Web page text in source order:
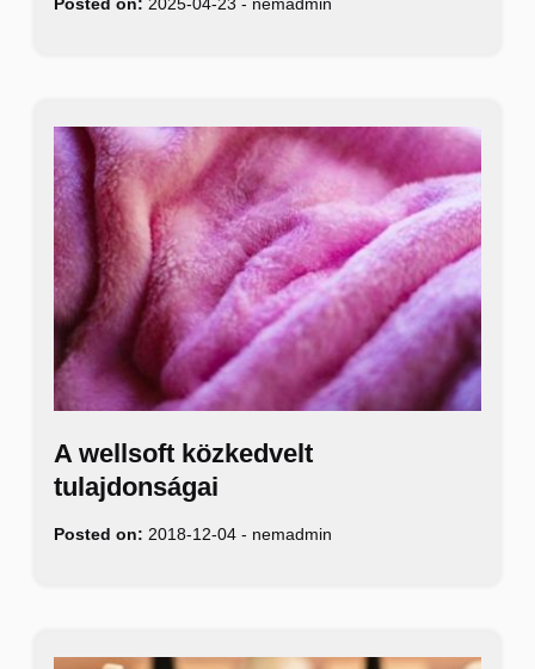
A wellsoft közkedvelt
tulajdonságai
Posted on: 2018-12-04 - nemadmin